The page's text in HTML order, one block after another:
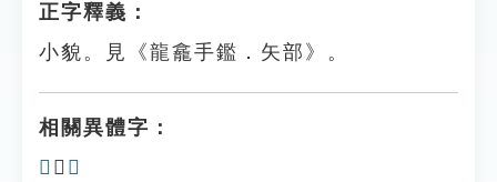
正字釋義：
小貌。見《龍龕手鑑．矢部》。
相關異體字：
𥏢 、 𥏔